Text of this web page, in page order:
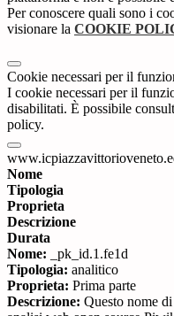
Per conoscere quali sono i
visionare la COOKIE
Cookie necessari per il
I cookie necessari per il
disabilitati. È possibile
policy.
Nome
Tipologia
Proprieta
Descrizione
Durata
Nome: _pk_id.1.fe1d
Tipologia: analitico
Proprieta: Prima parte
Descrizione: Questo nome